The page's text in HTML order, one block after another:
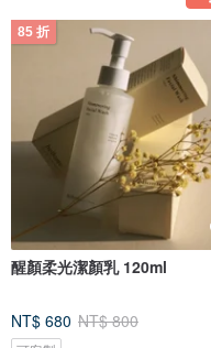
85 折
醒顏柔光潔顏乳 120ml
NT$ 680 NT$ 800